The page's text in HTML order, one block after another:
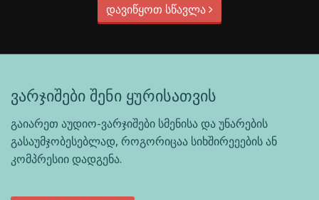
დავიწყოთ სწავლა
ვარჯიშები შენი ყურისათვის
გაიარეთ აუდიო-ვარჯიშები სმენისა და უნარების
გასაუმჯობესებლად, როგორიცაა სიხშირეეების ან
კომპრესიი დადგენა.